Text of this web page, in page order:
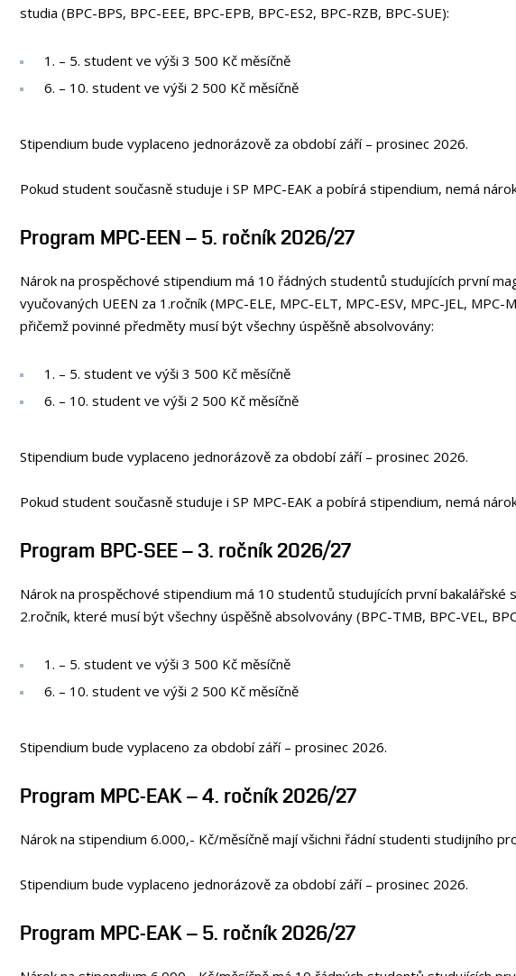
studia (BPC-BPS, BPC-EEE, BPC-EPB, BPC-ES2, BPC-RZB, BPC-SUE):
1. – 5. student ve výši 3 500 Kč měsíčně
6. – 10. student ve výši 2 500 Kč měsíčně
Stipendium bude vyplaceno jednorázově za období září – prosinec 2026.
Pokud student současně studuje i SP MPC-EAK a pobírá stipendium, nemá
Program MPC-EEN – 5. ročník 2026/27
Nárok na prospěchové stipendium má 10 řádných studentů studujících první
vyučovaných UEEN za 1.ročník (MPC-ELE, MPC-ELT, MPC-ESV, MPC-JEL,
přičemž povinné předměty musí být všechny úspěšně absolvovány:
1. – 5. student ve výši 3 500 Kč měsíčně
6. – 10. student ve výši 2 500 Kč měsíčně
Stipendium bude vyplaceno jednorázově za období září – prosinec 2026.
Pokud student současně studuje i SP MPC-EAK a pobírá stipendium, nemá
Program BPC-SEE – 3. ročník 2026/27
Nárok na prospěchové stipendium má 10 studentů studujících první
2.ročník, které musí být všechny úspěšně absolvovány (BPC-TMB, BPC-VEL,
1. – 5. student ve výši 3 500 Kč měsíčně
6. – 10. student ve výši 2 500 Kč měsíčně
Stipendium bude vyplaceno za období září – prosinec 2026.
Program MPC-EAK – 4. ročník 2026/27
Nárok na stipendium 6.000,- Kč/měsíčně mají všichni řádní studenti studijního
Stipendium bude vyplaceno jednorázově za období září – prosinec 2026.
Program MPC-EAK – 5. ročník 2026/27